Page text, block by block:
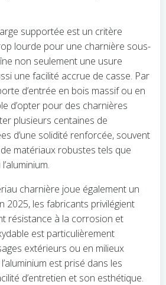
supportée est un critère
lourde pour une charnière sous-
non seulement une usure
une facilité accrue de casse. Par
d’entrée en bois massif ou en
d’opter pour des charnières
plusieurs centaines de
d’une solidité renforcée, souvent
matériaux robustes tels que
charnière joue également un
2025, les fabricants privilégient
résistance à la corrosion et
est particulièrement
extérieurs ou en milieux
est prisé dans les
d’entretien et son esthétique.